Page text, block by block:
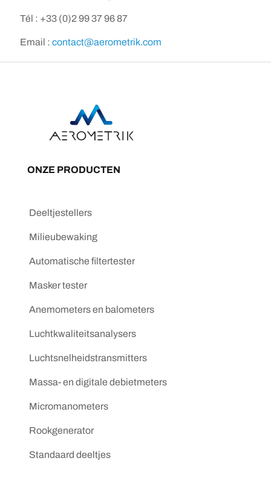
Tél : +33 (0)2 99 37 96 87
Email : contact@aerometrik.com
ONZE PRODUCTEN
Deeltjestellers
Milieubewaking
Automatische filtertester
Masker tester
Anemometers en balometers
Luchtkwaliteitsanalysers
Luchtsnelheidstransmitters
Massa- en digitale debietmeters
Micromanometers
Rookgenerator
Standaard deeltjes